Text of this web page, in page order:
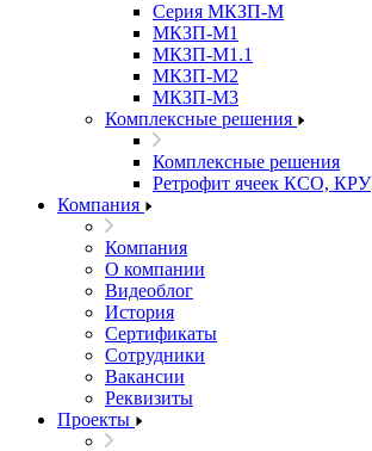
Серия МКЗП-М
МКЗП-М1
МКЗП-М1.1
МКЗП-М2
МКЗП-М3
Комплексные решения
Комплексные решения
Ретрофит ячеек КСО, КРУ
Компания
Компания
О компании
Видеоблог
История
Сертификаты
Сотрудники
Вакансии
Реквизиты
Проекты